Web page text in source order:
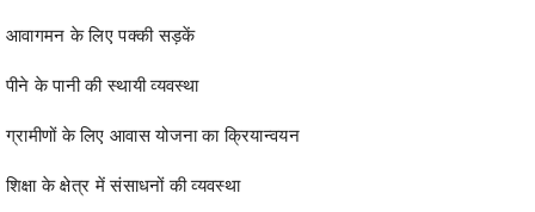
आवागमन के लिए पक्की सड़कें
पीने के पानी की स्थायी व्यवस्था
ग्रामीणों के लिए आवास योजना का क्रियान्वयन
शिक्षा के क्षेत्र में संसाधनों की व्यवस्था